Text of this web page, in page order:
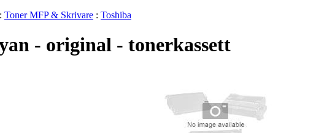
: Toner MFP & Skrivare : Toshiba
- original - tonerkassett